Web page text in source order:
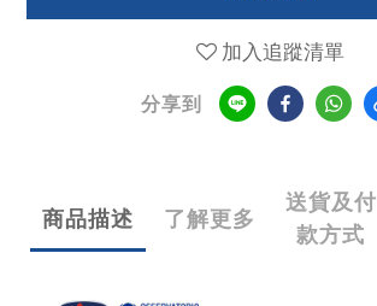
加入追蹤清單
分享到
商品描述 了解更多
送貨及付
款方式